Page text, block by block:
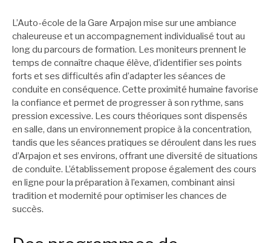
L’Auto-école de la Gare Arpajon mise sur une ambiance
chaleureuse et un accompagnement individualisé tout au
long du parcours de formation. Les moniteurs prennent le
temps de connaître chaque élève, d’identifier ses points
forts et ses difficultés afin d’adapter les séances de
conduite en conséquence. Cette proximité humaine favorise
la confiance et permet de progresser à son rythme, sans
pression excessive. Les cours théoriques sont dispensés
en salle, dans un environnement propice à la concentration,
tandis que les séances pratiques se déroulent dans les rues
d’Arpajon et ses environs, offrant une diversité de situations
de conduite. L’établissement propose également des cours
en ligne pour la préparation à l’examen, combinant ainsi
tradition et modernité pour optimiser les chances de
succès.